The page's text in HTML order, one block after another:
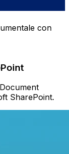
con
SharePoint.